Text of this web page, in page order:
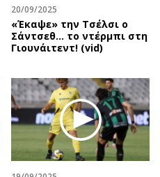
Media
Εκπομπές
Podcasts
Uncut
Προσφορές
Προσωπικότητες στην ''Κ''
Επιστολές
20/09/2025
«Έκαψε» την Τσέλσι ο
Σάντσεθ... το ντέρμπι στη
Γιουνάιτεντ! (vid)